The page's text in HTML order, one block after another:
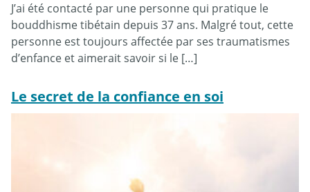
J’ai été contacté par une personne qui pratique le
bouddhisme tibétain depuis 37 ans. Malgré tout, cette
personne est toujours affectée par ses traumatismes
d’enfance et aimerait savoir si le […]
Le secret de la confiance en soi